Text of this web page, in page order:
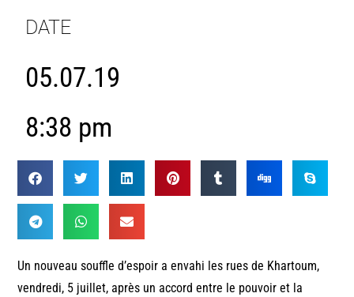
DATE
05.07.19
8:38 pm
Un nouveau souffle d’espoir a envahi les rues de Khartoum,
vendredi, 5 juillet, après un accord entre le pouvoir et la